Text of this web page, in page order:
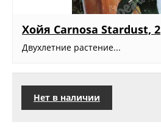
Хойя Carnosa Stardust, 2
Двухлетние растение...
Нет в наличии